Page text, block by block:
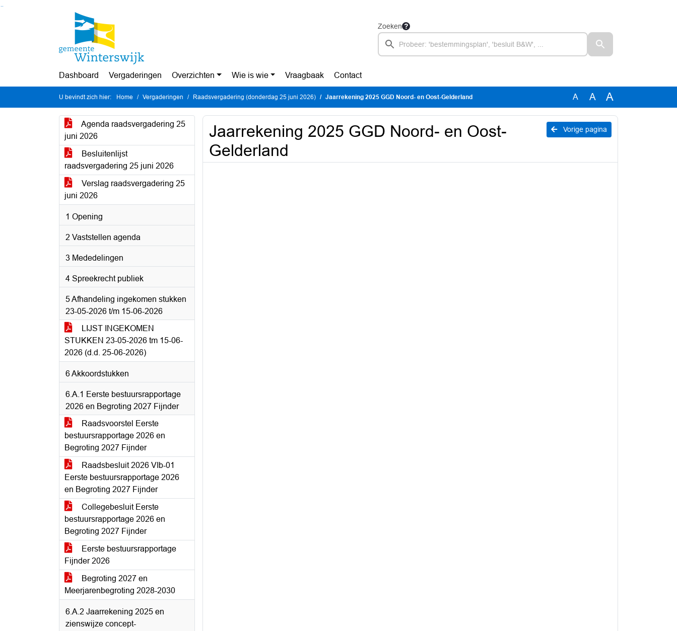
Ga naar de inhoud van deze pagina
Zoeken
Dashboard Vergaderingen Overzichten Wie is wie Vraagbaak Contact
U bevindt zich hier: Home Vergaderingen Raadsvergadering (donderdag 25 juni 2026) Jaarrekening 2025 GGD Noord- en Oost-Gelderland A A A
Agenda raadsvergadering 25
juni 2026
Besluitenlijst
raadsvergadering 25 juni 2026
Verslag raadsvergadering 25
juni 2026
1 Opening
2 Vaststellen agenda
3 Mededelingen
4 Spreekrecht publiek
5 Afhandeling ingekomen stukken
23-05-2026 t/m 15-06-2026
LIJST INGEKOMEN
STUKKEN 23-05-2026 tm 15-06-
2026 (d.d. 25-06-2026)
6 Akkoordstukken
6.A.1 Eerste bestuursrapportage
2026 en Begroting 2027 Fijnder
Raadsvoorstel Eerste
bestuursrapportage 2026 en
Begroting 2027 Fijnder
Raadsbesluit 2026 VIb-01
Eerste bestuursrapportage 2026
en Begroting 2027 Fijnder
Collegebesluit Eerste
bestuursrapportage 2026 en
Begroting 2027 Fijnder
Eerste bestuursrapportage
Fijnder 2026
Begroting 2027 en
Meerjarenbegroting 2028-2030
6.A.2 Jaarrekening 2025 en
zienswijze concept-
Vorige pagina
Jaarrekening 2025 GGD Noord- en Oost-
Gelderland